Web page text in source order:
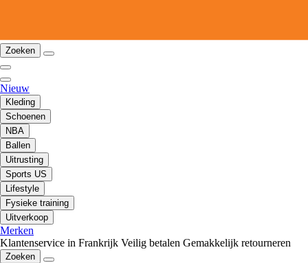
Zoeken
Nieuw
Kleding
Schoenen
NBA
Ballen
Uitrusting
Sports US
Lifestyle
Fysieke training
Uitverkoop
Merken
Klantenservice in Frankrijk Veilig betalen Gemakkelijk retourneren
Zoeken